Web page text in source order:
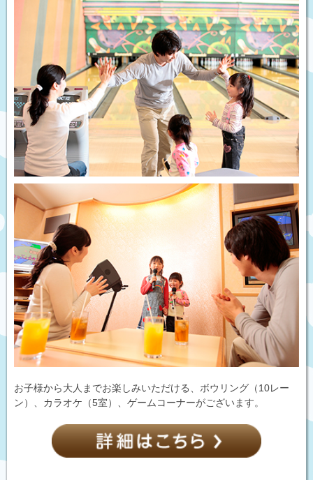
お子様から大人までお楽しみいただける、ボウリング（10レー
ン）、カラオケ（5室）、ゲームコーナーがございます。